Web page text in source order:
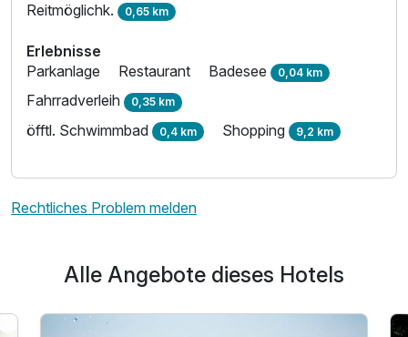
Reitmöglichk. 0,65 km
Erlebnisse
Parkanlage
Restaurant Badesee 0,04 km
Fahrradverleih 0,35 km
öfftl. Schwimmbad 0,4 km Shopping 9,2 km
Rechtliches Problem melden
Alle Angebote dieses Hotels